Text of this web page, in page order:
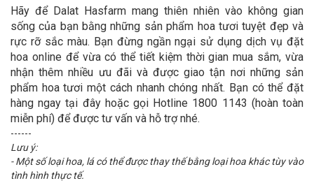
Hãy để Dalat Hasfarm mang thiên nhiên vào không gian
sống của bạn bằng những sản phẩm hoa tươi tuyệt đẹp và
rực rỡ sắc màu. Bạn đừng ngần ngại sử dụng dịch vụ đặt
hoa online để vừa có thể tiết kiệm thời gian mua sắm, vừa
nhận thêm nhiều ưu đãi và được giao tận nơi những sản
phẩm hoa tươi một cách nhanh chóng nhất. Bạn có thể đặt
hàng ngay tại đây hoặc gọi Hotline 1800 1143 (hoàn toàn
miễn phí) để được tư vấn và hỗ trợ nhé.
------
Lưu ý:
- Một số loại hoa, lá có thể được thay thế bằng loại hoa khác tùy vào
tình hình thực tế.